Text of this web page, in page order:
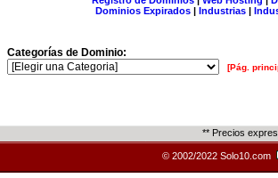
Dominios Expirados | Industrias |
Categorías de Dominio:
[Pág.
** Precios
© 2002/2022 Solo10.com